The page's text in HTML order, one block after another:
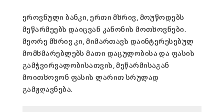
ეროვნული ბანკი, ერთი მხრივ, მოუწოდებს
მეწარმეებს დაიცვან კანონის მოთხოვნები.
მეორე მხრივ კი, მიმართავს დაინტერესებულ
მომხმარებლებს მათი დაცულობისა და ფასის
გამჭვირვალობისათვის, მეწარმისაგან
მოითხოვონ ფასის ლარით სრულად
გამჟღავნება.